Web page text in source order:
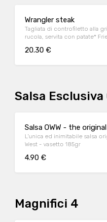
Wrangler steak
Tagliata di controfiletto alla
rucola, servita con patate*
20.30 €
Salsa Esclusiva
Salsa OWW - the original
L'unica ed inimitabile salsa
West - vasetto 185gr
4.90 €
Magnifici 4